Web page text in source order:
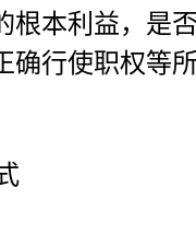
根本利益，是
确行使职权等